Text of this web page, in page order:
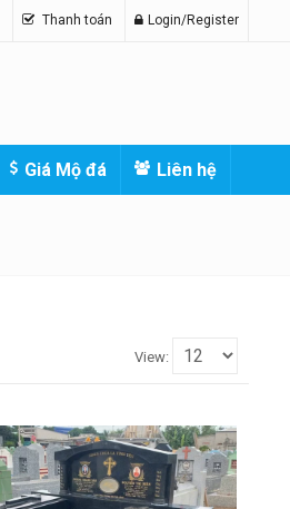
Thanh toán Login/Register
Giá Mộ đá Liên hệ
View: